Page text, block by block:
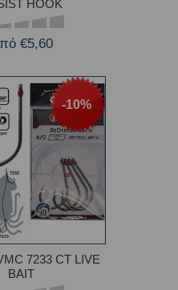
HOOK
€5,60
-10%
7233 CT LIVE
BAIT